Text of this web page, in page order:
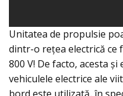
Unitatea de propulsie
dintr-o reţea electrică ce
800 V! De facto, acesta
vehiculele electrice ale